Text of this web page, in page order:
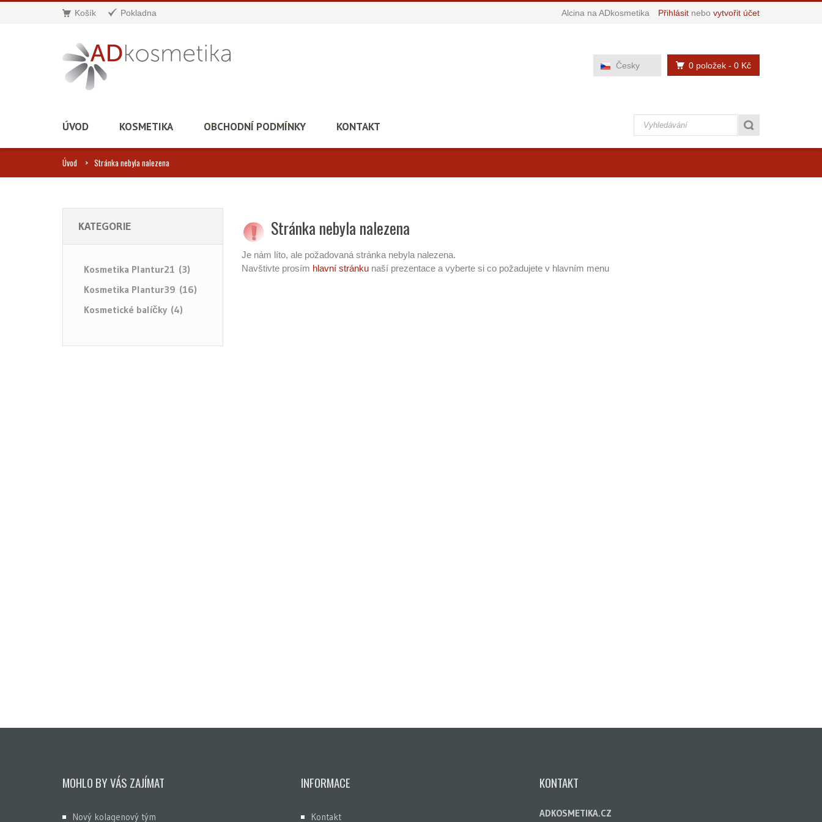
Košík Pokladna Alcina na ADkosmetika Přihlásit nebo vytvořit účet
0 položek - 0 Kč
Česky
ÚVOD KOSMETIKA OBCHODNÍ PODMÍNKY KONTAKT
Úvod Stránka nebyla nalezena
KATEGORIE
Kosmetika Plantur21 (3)
Kosmetika Plantur39 (16)
Kosmetické balíčky (4)
Stránka nebyla nalezena
Je nám líto, ale požadovaná stránka nebyla nalezena.
Navštivte prosím hlavní stránkunaší prezentace a vyberte si co požadujete v hlavním menu
MOHLO BY VÁS ZAJÍMAT
Nový kolagenový tým
INFORMACE
Kontakt
KONTAKT
ADKOSMETIKA.CZ